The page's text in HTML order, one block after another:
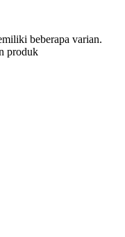
beberapa varian.
produk